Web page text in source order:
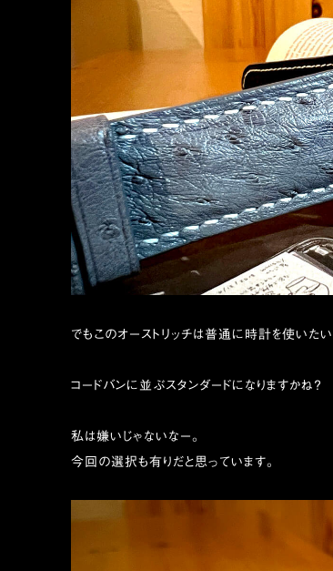
でもこのオーストリッチは普通に時計を使いたい
コードバンに並ぶスタンダードになりますかね？
私は嫌いじゃないなー。
今回の選択も有りだと思っています。